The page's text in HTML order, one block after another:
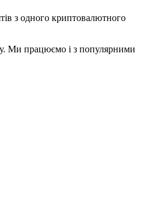
з одного криптовалютного
Ми працюємо і з популярними